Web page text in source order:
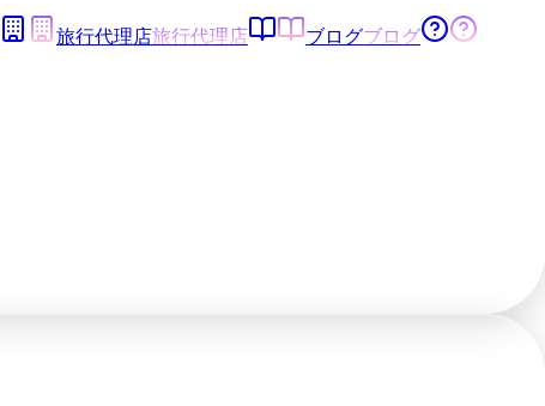
旅行代理店旅行代理店 ブログブログ